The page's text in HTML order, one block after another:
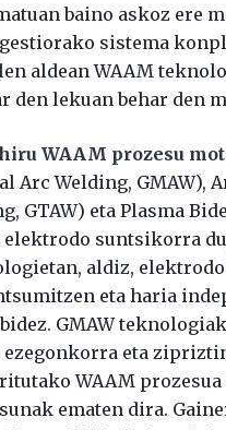
baino askoz ere
sistema
aldean WAAM
den lekuan behar den
WAAM prozesu
Arc Welding, GMAW),
GTAW) eta Plasma
elektrodo suntsikorra
aldiz,
eta haria
GMAW
eta
WAAM
ematen dira.